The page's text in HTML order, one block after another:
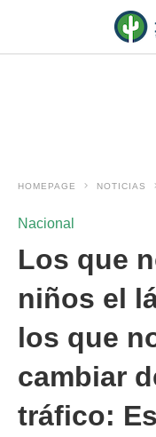
HOMEPAGE NOTICIAS
Nacional
Los que
niños el
los que
cambiar
tráfico: